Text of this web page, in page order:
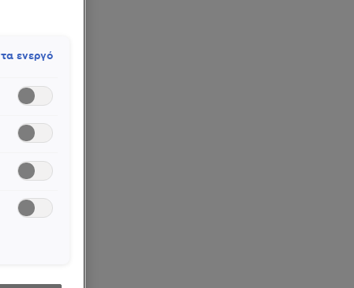
ενεργό